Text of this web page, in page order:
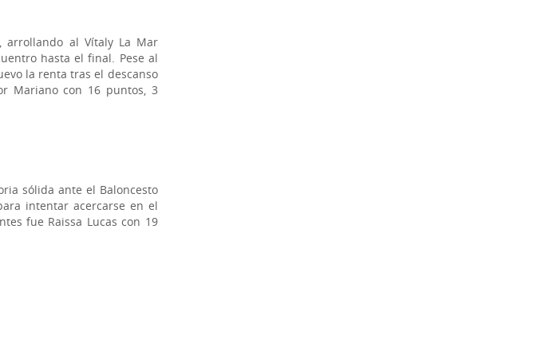
arrollando al Vítaly La Mar
hasta el final. Pese al
la renta tras el descanso
Mariano con 16 puntos, 3
sólida ante el Baloncesto
intentar acercarse en el
fue Raissa Lucas con 19